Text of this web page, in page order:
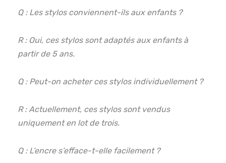
Q : Les stylos conviennent-ils aux enfants ?
R : Oui, ces stylos sont adaptés aux enfants à
partir de 5 ans.
Q : Peut-on acheter ces stylos individuellement ?
R : Actuellement, ces stylos sont vendus
uniquement en lot de trois.
Q : L’encre s’efface-t-elle facilement ?